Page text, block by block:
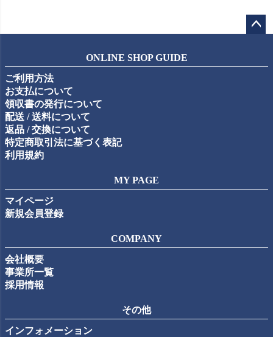
ップ
ONLINE SHOP GUIDE
ご利用方法
お支払について
領収書の発行について
配送 / 送料について
返品 / 交換について
特定商取引法に基づく表記
利用規約
MY PAGE
マイページ
新規会員登録
COMPANY
会社概要
事業所一覧
採用情報
その他
インフォメーション